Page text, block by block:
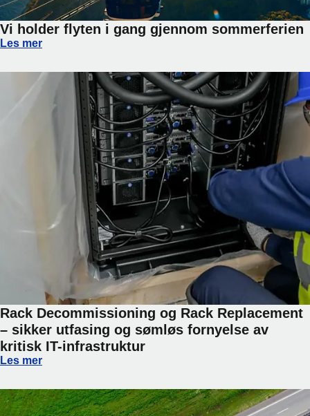
Vi holder flyten i gang gjennom sommerferien
Vi holder flyten i gang gjennom sommerferien
Les mer
Rack Decommissioning og Rack Replacement
– sikker utfasing og sømløs fornyelse av
kritisk IT-infrastruktur
Rack Decommissioning og Rack Replacement – sikker
Les mer